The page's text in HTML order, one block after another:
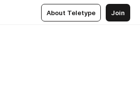
About Teletype Join